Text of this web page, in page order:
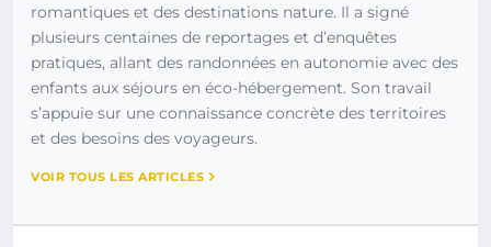
romantiques et des destinations nature. Il a signé
plusieurs centaines de reportages et d’enquêtes
pratiques, allant des randonnées en autonomie avec des
enfants aux séjours en éco-hébergement. Son travail
s’appuie sur une connaissance concrète des territoires
et des besoins des voyageurs.
VOIR TOUS LES ARTICLES